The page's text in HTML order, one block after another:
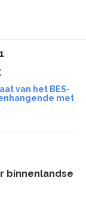
van het BES-
met
binnenlandse